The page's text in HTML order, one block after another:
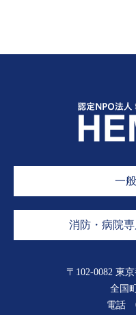
一
消防・病院
〒102-0082 東
全国
電話